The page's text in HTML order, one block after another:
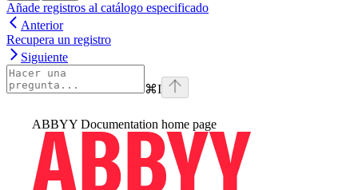
Añade registros al catálogo especificado
Anterior
Recupera un registro
Siguiente
⌘I
ABBYY Documentation home page